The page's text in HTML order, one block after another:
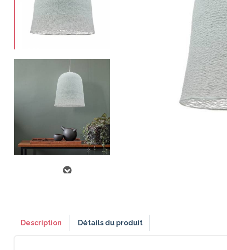
Description Détails du produit